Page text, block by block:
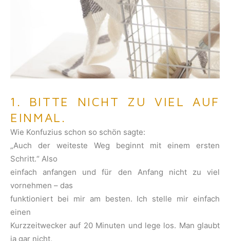
1. BITTE NICHT ZU VIEL AUF
EINMAL.
Wie Konfuzius schon so schön sagte:
„Auch der weiteste Weg beginnt mit einem ersten
Schritt.“ Also
einfach anfangen und für den Anfang nicht zu viel
vornehmen – das
funktioniert bei mir am besten. Ich stelle mir einfach
einen
Kurzzeitwecker auf 20 Minuten und lege los. Man glaubt
ja gar nicht,